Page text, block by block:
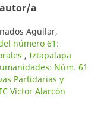
a
Aguilar,
número 61:
, Iztapalapa
Núm. 61
Partidarias y
Víctor Alarcón